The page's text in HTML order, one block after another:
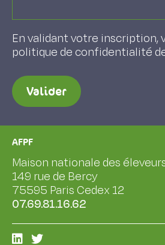
En validant votre inscription,
politique de confidentialité
Valider
AFPF
Maison nationale des
149 rue de Bercy
75595 Paris Cedex 12
07.69.81.16.62